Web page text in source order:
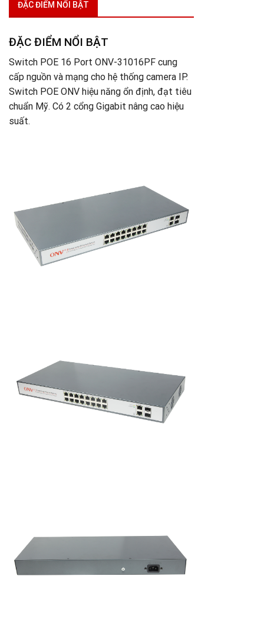
ĐẶC ĐIỂM NỔI BẬT
ĐẶC ĐIỂM NỔI BẬT
Switch POE 16 Port ONV-31016PF cung
cấp nguồn và mạng cho hệ thống camera IP.
Switch POE ONV hiệu năng ổn định, đạt tiêu
chuẩn Mỹ. Có 2 cổng Gigabit nâng cao hiệu
suất.